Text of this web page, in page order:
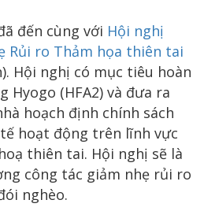
đến cùng với Hội nghị
Rủi ro Thảm họa thiên tai
Hội nghị có mục tiêu hoàn
Hyogo (HFA2) và đưa ra
hoạch định chính sách
hoạt động trên lĩnh vực
thiên tai. Hội nghị sẽ là
công tác giảm nhẹ rủi ro
nghèo.